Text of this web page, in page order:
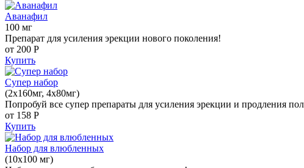
Аванафил
100 мг
Препарат для усиления эрекции нового поколения!
от 200 Р
Купить
Супер набор
(2х160мг, 4х80мг)
Попробуй все супер препараты для усиления эрекции и продления
от 158 Р
Купить
Набор для влюбленных
(10х100 мг)